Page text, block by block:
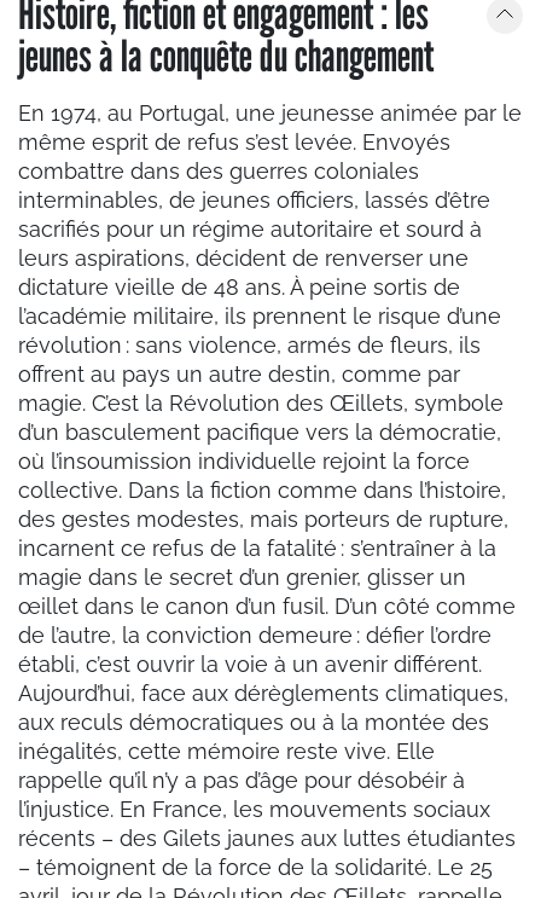
Histoire, fiction et engagement : les
jeunes à la conquête du changement
En 1974, au Portugal, une jeunesse animée par le
même esprit de refus s’est levée. Envoyés
combattre dans des guerres coloniales
interminables, de jeunes officiers, lassés d’être
sacrifiés pour un régime autoritaire et sourd à
leurs aspirations, décident de renverser une
dictature vieille de 48 ans. À peine sortis de
l’académie militaire, ils prennent le risque d’une
révolution : sans violence, armés de fleurs, ils
offrent au pays un autre destin, comme par
magie. C’est la Révolution des Œillets, symbole
d’un basculement pacifique vers la démocratie,
où l’insoumission individuelle rejoint la force
collective. Dans la fiction comme dans l’histoire,
des gestes modestes, mais porteurs de rupture,
incarnent ce refus de la fatalité : s’entraîner à la
magie dans le secret d’un grenier, glisser un
œillet dans le canon d’un fusil. D’un côté comme
de l’autre, la conviction demeure : défier l’ordre
établi, c’est ouvrir la voie à un avenir différent.
Aujourd’hui, face aux dérèglements climatiques,
aux reculs démocratiques ou à la montée des
inégalités, cette mémoire reste vive. Elle
rappelle qu’il n’y a pas d’âge pour désobéir à
l’injustice. En France, les mouvements sociaux
récents – des Gilets jaunes aux luttes étudiantes
– témoignent de la force de la solidarité. Le 25